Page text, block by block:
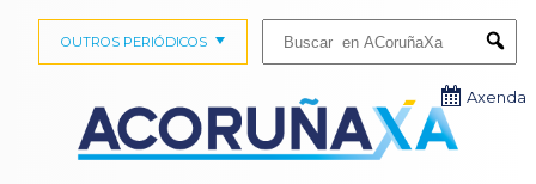
OUTROS PERIÓDICOS
Axenda